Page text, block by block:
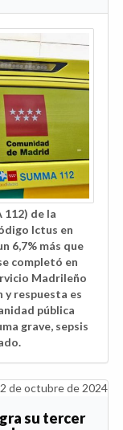
112) de la
Ictus en
6,7% más que
completó en
Madrileño
y respuesta es
pública
grave, sepsis
de octubre de 2024
su tercer